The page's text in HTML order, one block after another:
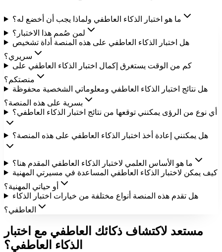
ما هو اختبار الذكاء العاطفي ولماذا يجب أن أخضع له؟
لمن صُمم هذا الاختبار؟
هل اختبار الذكاء العاطفي على هذه المنصة أداة تشخيص
سريري؟
كم من الوقت يستغرق إكمال اختبار الذكاء العاطفي على
منصتكم؟
هل نتائج اختبار الذكاء العاطفي ومعلوماتي الشخصية محفوظة
بسرية على هذه المنصة؟
أي نوع من الرؤى يمكنني توقعها من نتائج اختبار الذكاء العاطفي؟
هل يمكنني إعادة أخذ اختبار الذكاء العاطفي على هذه المنصة؟
ما هو الأساس العلمي لاختبار الذكاء العاطفي المقدم هنا؟
كيف يمكن لاختبار الذكاء العاطفي المساعدة في مسيرتي المهنية
أو حياتي المهنية؟
هل تقدم هذه المنصة أنواع مختلفة من خيارات اختبار الذكاء
العاطفي؟
مستعد لاكتشاف ذكائك العاطفي مع اختبار
الذكاء العاطفي؟